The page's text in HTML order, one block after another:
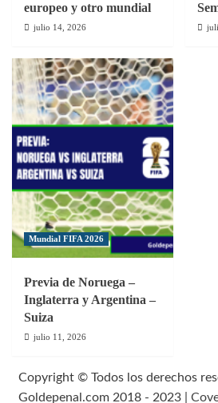
europeo y otro mundial
julio 14, 2026
Mundial FIFA 2026
Previa de Noruega –
Inglaterra y Argentina –
Suiza
julio 11, 2026
Copyright © Todos los derechos
Goldepenal.com 2018 - 2023